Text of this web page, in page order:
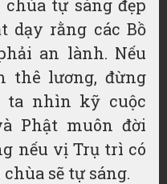
tự sáng đẹp
dạy rằng các Bồ
an lành. Nếu
thê lương, đừng
ta nhìn kỹ cuộc
Phật muôn đời
nếu vị Trụ trì có
sẽ tự sáng.